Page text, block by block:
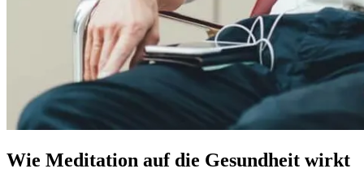
Wie Meditation auf die Gesundheit wirkt